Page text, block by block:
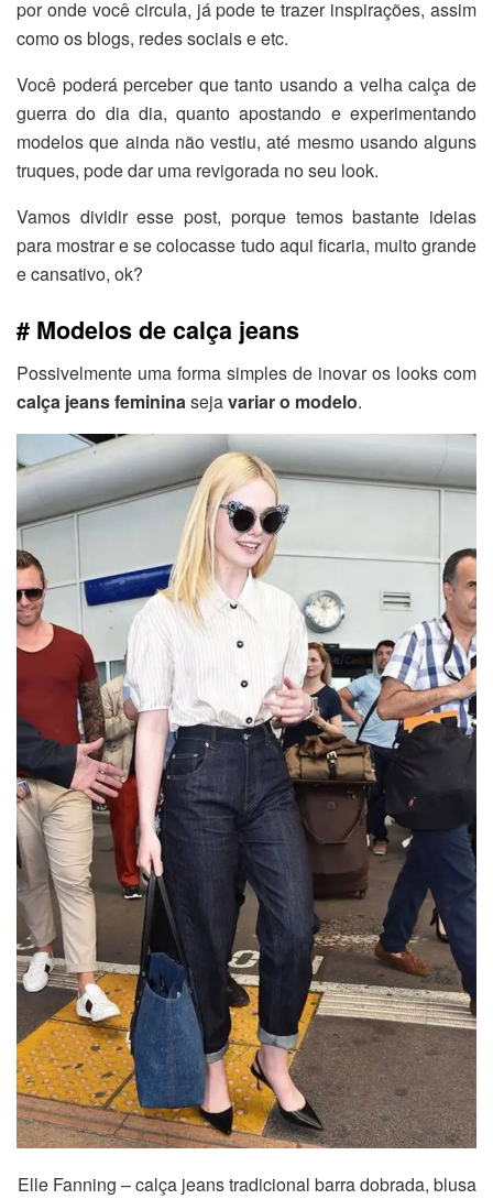
por onde você circula, já pode te trazer inspirações, assim
como os blogs, redes sociais e etc.
Você poderá perceber que tanto usando a velha calça de
guerra do dia dia, quanto apostando e experimentando
modelos que ainda não vestiu, até mesmo usando alguns
truques, pode dar uma revigorada no seu look.
Vamos dividir esse post, porque temos bastante ideias
para mostrar e se colocasse tudo aqui ficaria, muito grande
e cansativo, ok?
# Modelos de calça jeans
Possivelmente uma forma simples de inovar os looks com
calça jeans feminina sejavariar o modelo.
Elle Fanning – calça jeans tradicional barra dobrada, blusa